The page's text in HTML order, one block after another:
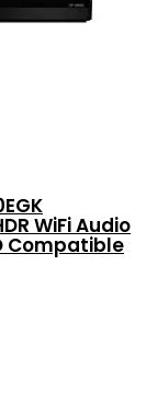
WiFi Audio
Compatible